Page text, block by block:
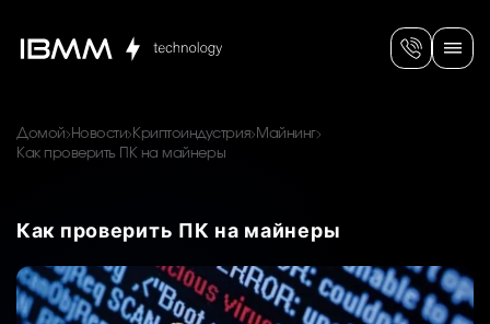
Домой Новости Криптоиндустрия Майнинг
Как проверить ПК на майнеры
Как проверить ПК на майнеры